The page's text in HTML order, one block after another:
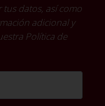
tus datos, así como
adicional y
Política de